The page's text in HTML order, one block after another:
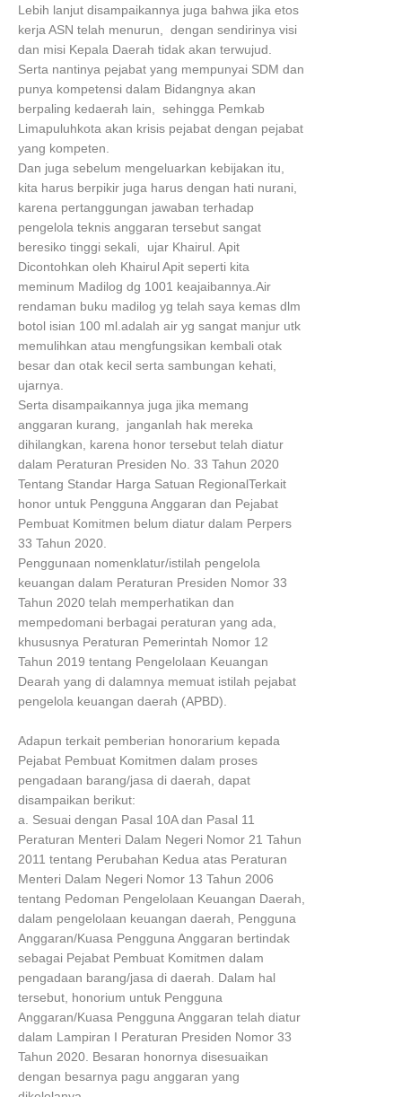
Lebih lanjut disampaikannya juga bahwa jika etos
kerja ASN telah menurun, dengan sendirinya visi
dan misi Kepala Daerah tidak akan terwujud.
Serta nantinya pejabat yang mempunyai SDM dan
punya kompetensi dalam Bidangnya akan
berpaling kedaerah lain, sehingga Pemkab
Limapuluhkota akan krisis pejabat dengan pejabat
yang kompeten.
Dan juga sebelum mengeluarkan kebijakan itu,
kita harus berpikir juga harus dengan hati nurani,
karena pertanggungan jawaban terhadap
pengelola teknis anggaran tersebut sangat
beresiko tinggi sekali, ujar Khairul. Apit
Dicontohkan oleh Khairul Apit seperti kita
meminum Madilog dg 1001 keajaibannya.Air
rendaman buku madilog yg telah saya kemas dlm
botol isian 100 ml.adalah air yg sangat manjur utk
memulihkan atau mengfungsikan kembali otak
besar dan otak kecil serta sambungan kehati,
ujarnya.
Serta disampaikannya juga jika memang
anggaran kurang, janganlah hak mereka
dihilangkan, karena honor tersebut telah diatur
dalam Peraturan Presiden No. 33 Tahun 2020
Tentang Standar Harga Satuan RegionalTerkait
honor untuk Pengguna Anggaran dan Pejabat
Pembuat Komitmen belum diatur dalam Perpers
33 Tahun 2020.
Penggunaan nomenklatur/istilah pengelola
keuangan dalam Peraturan Presiden Nomor 33
Tahun 2020 telah memperhatikan dan
mempedomani berbagai peraturan yang ada,
khususnya Peraturan Pemerintah Nomor 12
Tahun 2019 tentang Pengelolaan Keuangan
Dearah yang di dalamnya memuat istilah pejabat
pengelola keuangan daerah (APBD).
Adapun terkait pemberian honorarium kepada
Pejabat Pembuat Komitmen dalam proses
pengadaan barang/jasa di daerah, dapat
disampaikan berikut:
a. Sesuai dengan Pasal 10A dan Pasal 11
Peraturan Menteri Dalam Negeri Nomor 21 Tahun
2011 tentang Perubahan Kedua atas Peraturan
Menteri Dalam Negeri Nomor 13 Tahun 2006
tentang Pedoman Pengelolaan Keuangan Daerah,
dalam pengelolaan keuangan daerah, Pengguna
Anggaran/Kuasa Pengguna Anggaran bertindak
sebagai Pejabat Pembuat Komitmen dalam
pengadaan barang/jasa di daerah. Dalam hal
tersebut, honorium untuk Pengguna
Anggaran/Kuasa Pengguna Anggaran telah diatur
dalam Lampiran I Peraturan Presiden Nomor 33
Tahun 2020. Besaran honornya disesuaikan
dengan besarnya pagu anggaran yang